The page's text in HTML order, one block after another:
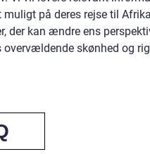
på deres rejse til
der kan ændre ens
skønhed og